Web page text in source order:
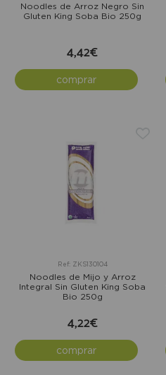
Noodles de Arroz Negro Sin
Gluten King Soba Bio 250g
4,42€
comprar
Ref: ZKS130104
Noodles de Mijo y Arroz
Integral Sin Gluten King Soba
Bio 250g
4,22€
comprar